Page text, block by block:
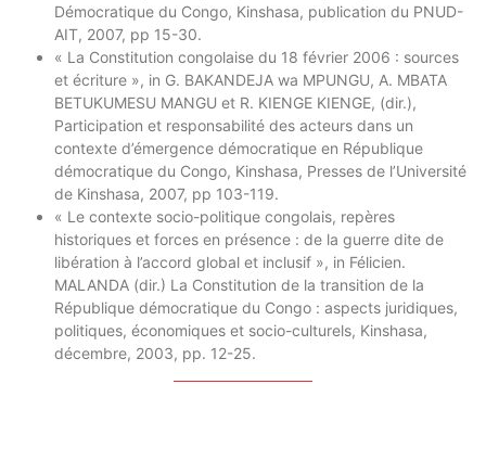
Démocratique du Congo, Kinshasa, publication du PNUD-
AIT, 2007, pp 15-30.
« La Constitution congolaise du 18 février 2006 : sources
et écriture », in G. BAKANDEJA wa MPUNGU, A. MBATA
BETUKUMESU MANGU et R. KIENGE KIENGE, (dir.),
Participation et responsabilité des acteurs dans un
contexte d’émergence démocratique en République
démocratique du Congo, Kinshasa, Presses de l’Université
de Kinshasa, 2007, pp 103-119.
« Le contexte socio-politique congolais, repères
historiques et forces en présence : de la guerre dite de
libération à l’accord global et inclusif », in Félicien.
MALANDA (dir.) La Constitution de la transition de la
République démocratique du Congo : aspects juridiques,
politiques, économiques et socio-culturels, Kinshasa,
décembre, 2003, pp. 12-25.